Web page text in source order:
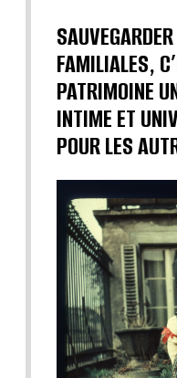
FAMILIALES,
PATRIMOINE
INTIME ET
POUR LES